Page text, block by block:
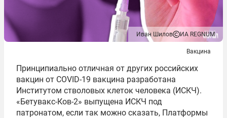
Иван Шилов ИА REGNUM
Вакцина
Принципиально отличная от других российских
вакцин от COVID-19 вакцина разработана
Институтом стволовых клеток человека (ИСКЧ).
«Бетувакс-Ков-2» выпущена ИСКЧ под
патронатом, если так можно сказать, Платформы